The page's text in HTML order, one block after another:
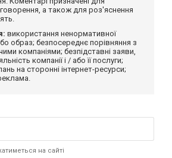
а також для роз'яснення
використання ненормативної
образ; безпосереднє порівняння з
компаніями; безпідставні заяви,
компанії і / або її послуги;
на сторонні інтернет-ресурси;
на сайті